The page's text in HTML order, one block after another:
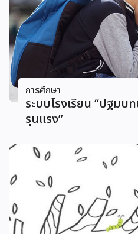
การศึกษา
ระบบโรงเรียน “ปฐมบ
รุนแรง”